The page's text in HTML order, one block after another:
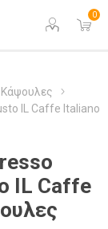
0
Κάψουλες
IL Caffe Italiano
IL Caffe